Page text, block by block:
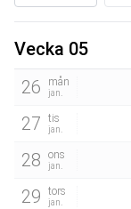
Vecka 05
26
mån
jan.
27 tis
jan.
28 ons
jan.
29 tors
jan.